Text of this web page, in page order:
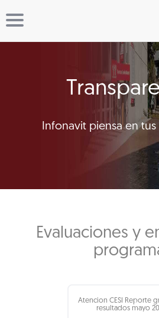
Infonavit piensa en
Evaluaciones y
Atencion CESI Reporte
resultados mayo